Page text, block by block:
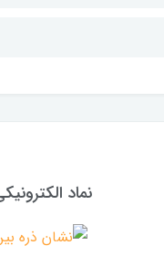
نماد